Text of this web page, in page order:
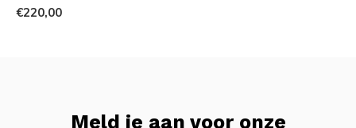
€220,00
Meld je aan voor onze